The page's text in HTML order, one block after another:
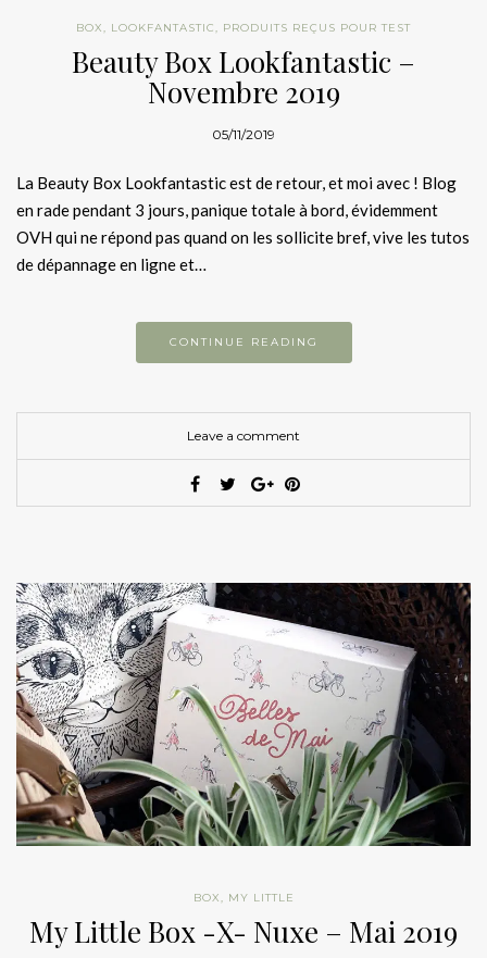
BOX, LOOKFANTASTIC, PRODUITS REÇUS POUR TEST
Beauty Box Lookfantastic –
Novembre 2019
05/11/2019
La Beauty Box Lookfantastic est de retour, et moi avec ! Blog
en rade pendant 3 jours, panique totale à bord, évidemment
OVH qui ne répond pas quand on les sollicite bref, vive les tutos
de dépannage en ligne et…
CONTINUE READING
Leave a comment
BOX, MY LITTLE
My Little Box -X- Nuxe – Mai 2019